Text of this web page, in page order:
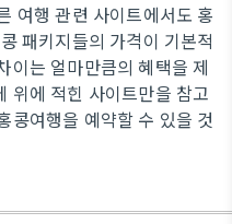
여행 관련 사이트에서도 홍
패키지들의 가격이 기본적
이는 얼마만큼의 혜택을 제
위에 적힌 사이트만을 참고
콩여행을 예약할 수 있을 것